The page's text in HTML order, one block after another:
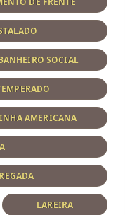
SOCIAL
AMERICANA
LAREIRA